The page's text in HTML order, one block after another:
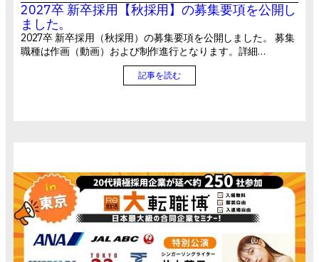
2027卒 新卒採用【秋採用】の募集要項を公開し
ました。
2027卒 新卒採用（秋採用）の募集要項を公開しました。 募集
職種は作画（動画）および制作進行となります。詳細…
記事を読む